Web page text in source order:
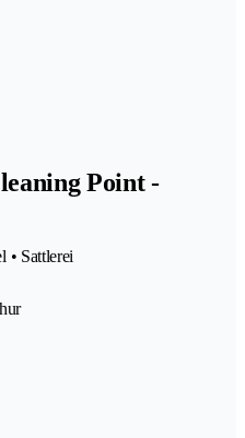
Point -
• Sattlerei